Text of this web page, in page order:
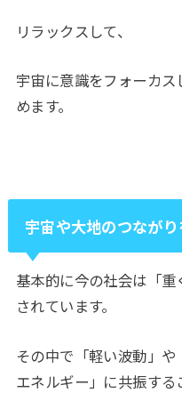
リラックスして、
宇宙に意識をフォーカ
めます。
宇宙や大地のつながり
基本的に今の社会は「
されています。
その中で「軽い波動」
エネルギー」に共振す